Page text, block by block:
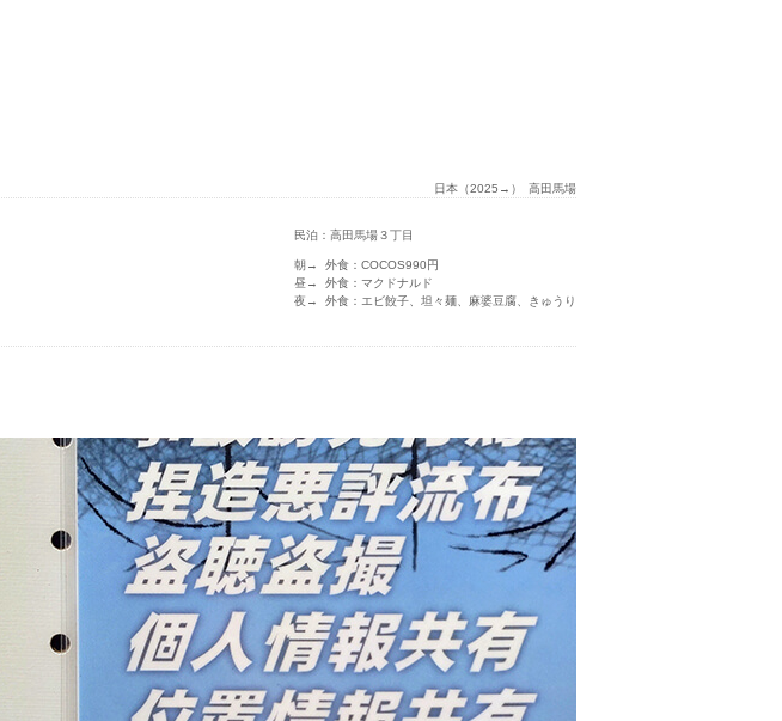
日本（2025→） 高田馬場
民泊：高田馬場３丁目
朝→ 外食：COCOS990円
昼→ 外食：マクドナルド
夜→ 外食：エビ餃子、坦々麺、麻婆豆腐、きゅうり